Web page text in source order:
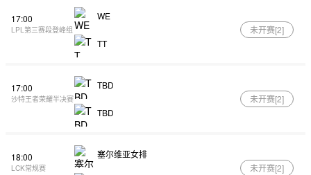
17:00
LPL第三赛段登峰组
WE
TT
未开赛[2]
17:00
沙特王者荣耀半决赛
TBD
TBD
未开赛[2]
18:00
LCK常规赛
塞尔维亚女排
未开赛[2]